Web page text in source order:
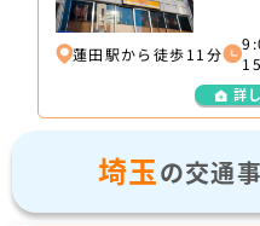
蓮田駅から徒歩11分
詳
埼玉の交通